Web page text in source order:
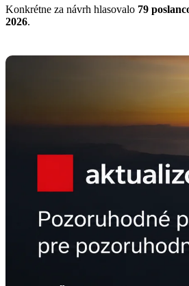
Konkrétne za návrh hlasovalo 79
2026.